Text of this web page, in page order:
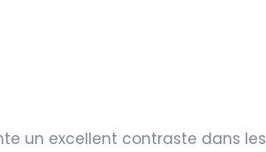
un excellent contraste dans les